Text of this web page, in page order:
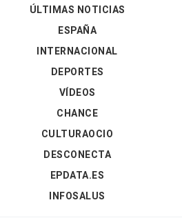
ÚLTIMAS NOTICIAS
ESPAÑA
INTERNACIONAL
DEPORTES
VÍDEOS
CHANCE
CULTURAOCIO
DESCONECTA
EPDATA.ES
INFOSALUS